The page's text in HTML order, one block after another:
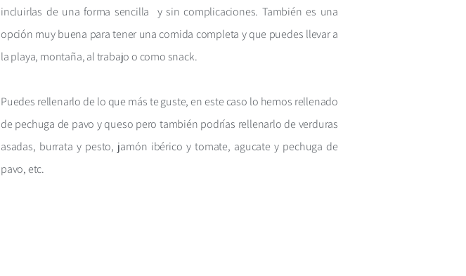
incluirlas de una forma sencilla y sin complicaciones. También es una
opción muy buena para tener una comida completa y que puedes llevar a
la playa, montaña, al trabajo o como snack.
Puedes rellenarlo de lo que más te guste, en este caso lo hemos rellenado
de pechuga de pavo y queso pero también podrías rellenarlo de verduras
asadas, burrata y pesto, jamón ibérico y tomate, agucate y pechuga de
pavo, etc.